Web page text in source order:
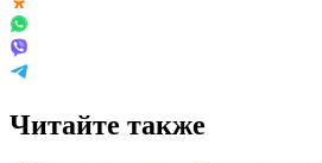
Читайте также